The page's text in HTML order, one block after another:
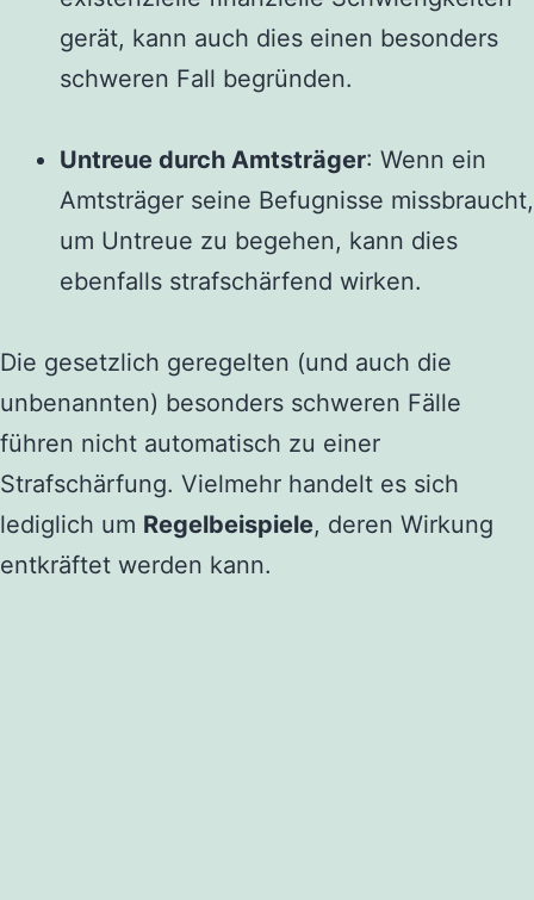
gerät, kann auch dies einen besonders
schweren Fall begründen.
Untreue durch Amtsträger: Wenn ein
Amtsträger seine Befugnisse missbraucht,
um Untreue zu begehen, kann dies
ebenfalls strafschärfend wirken.
Die gesetzlich geregelten (und auch die
unbenannten) besonders schweren Fälle
führen nicht automatisch zu einer
Strafschärfung. Vielmehr handelt es sich
lediglich um Regelbeispiele, deren Wirkung
entkräftet werden kann.